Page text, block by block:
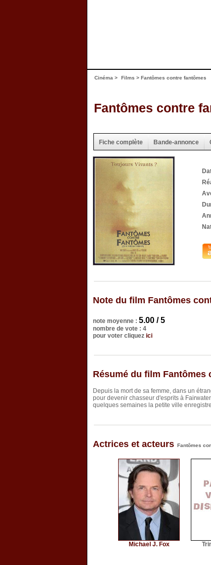
Cinéma > Films > Fantômes contre fantômes
Fantômes contre
Fiche complète Bande-annonce
Note du film Fantômes
note moyenne : 5.00 / 5
nombre de vote : 4
pour voter cliquez ici
Résumé du film Fantômes
Depuis la mort de sa femme, dans un
pour devenir chasseur d'esprits à
quelques semaines la petite ville
Actrices et acteurs Fantômes
Michael J. Fox